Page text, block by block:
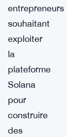
entrepreneurs
souhaitant
exploiter
la
plateforme
Solana
pour
construire
des